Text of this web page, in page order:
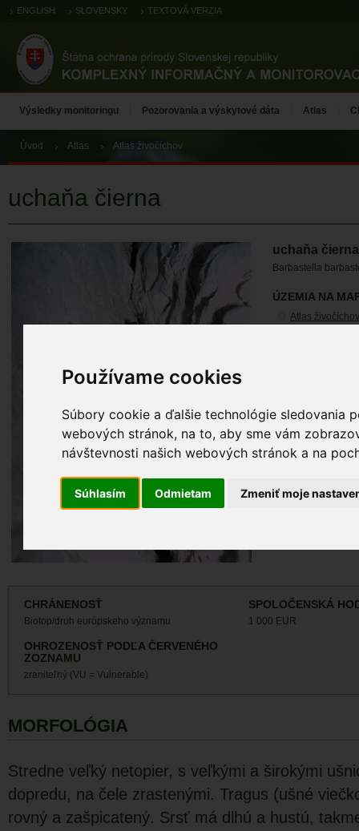
Používame cookies
Súbory cookie a ďalšie technológie sledovania
webových stránok, na to, aby sme vám
návštevnosti našich webových stránok a na
Súhlasím Odmietam Zmeniť moje
ENGLISH SLOVENSKY TEXTOVÁ VERZIA
Výsledky monitoringu Pozorovania a výskytové dáta Atlas
Úvod Atlas Atlas živočíchov
uchaňa čierna
uchaňa čierna
Barbastella
ÚZEMIA NA
Atlas živočíchov
CHRÁNENOSŤ
Biotop/druh európskeho významu
SPOLOČENSKÁ
1 000 EUR
OHROZENOSŤ PODĽA ČERVENÉHO
ZOZNAMU
zraniteľný (VU = Vulnerable)
MORFOLÓGIA
Stredne veľký netopier, s veľkými a širo­kými
dopredu, na čele zrastenými. Tragus (ušné
rovný a zašpicatený. Srsť má dlhú a hustú,